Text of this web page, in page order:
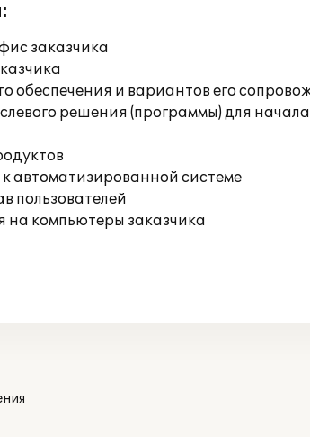
заказчика
обеспечения и вариантов его
решения (программы) для начала
автоматизированной системе
пользователей
на компьютеры заказчика